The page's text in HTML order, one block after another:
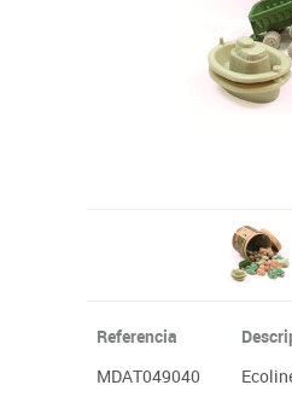
Referencia
MDAT049040